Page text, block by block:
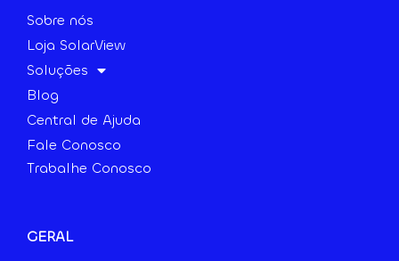
Sobre nós
Loja SolarView
Soluções
Blog
Central de Ajuda
Fale Conosco
Trabalhe Conosco
GERAL